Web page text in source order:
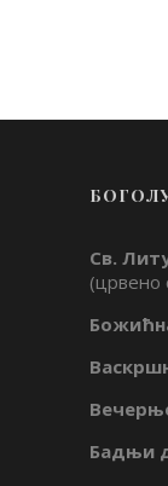
Св.
(црвено
Бадњи